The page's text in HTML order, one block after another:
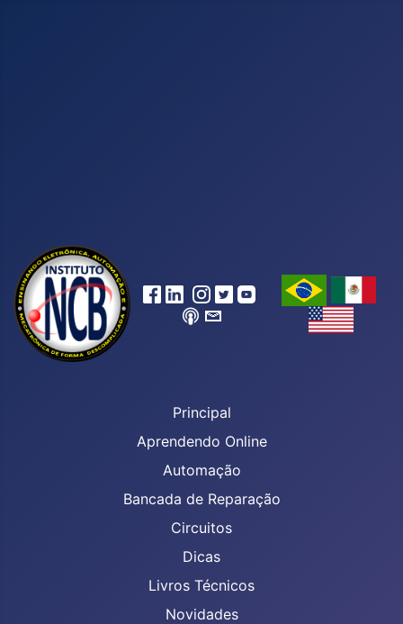
Principal
Aprendendo Online
Automação
Bancada de Reparação
Circuitos
Dicas
Livros Técnicos
Novidades